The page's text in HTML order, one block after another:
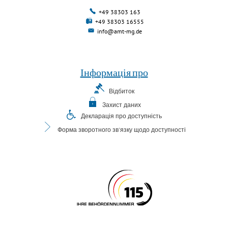
+49 38303 163
+49 38303 16555
info@amt-mg.de
Інформація про
Відбиток
Захист даних
Декларація про доступність
Форма зворотного зв'язку щодо доступності